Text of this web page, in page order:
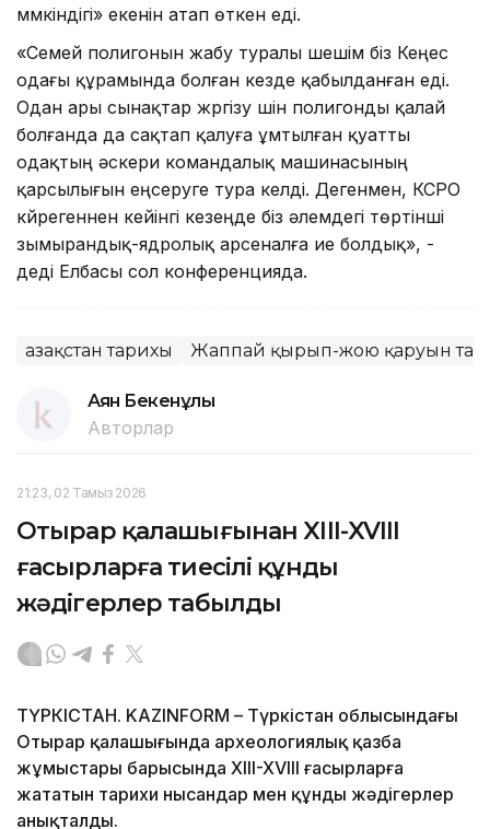
мүмкіндігі» екенін атап өткен еді.
«Семей полигонын жабу туралы шешім біз Кеңес
одағы құрамында болған кезде қабылданған еді.
Одан ары сынақтар жүргізу үшін полигонды қалай
болғанда да сақтап қалуға ұмтылған қуатты
одақтың әскери командалық машинасының
қарсылығын еңсеруге тура келді. Дегенмен, КСРО
күйрегеннен кейінгі кезеңде біз әлемдегі төртінші
зымырандық-ядролық арсеналға ие болдық», -
деді Елбасы сол конференцияда.
Қазақстан тарихы Жаппай қырып-жою қаруын
Аян Бекенұлы
Авторлар
21:23, 02 Тамыз 2026
Отырар қалашығынан XIII-XVIII
ғасырларға тиесілі құнды
жәдігерлер табылды
ТҮРКІСТАН. KAZINFORM – Түркістан облысындағы
Отырар қалашығында археологиялық қазба
жұмыстары барысында XIII-XVIII ғасырларға
жататын тарихи нысандар мен құнды жәдігерлер
анықталды.